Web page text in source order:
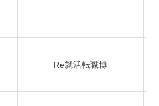
Re就活転職博